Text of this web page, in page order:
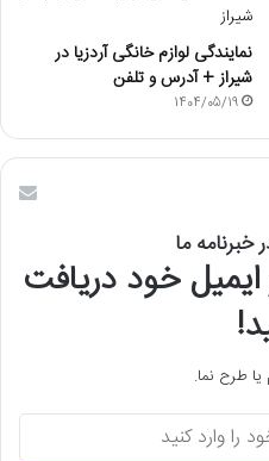
نمایندگی لوازم خانگی آردزیا در
شیراز + آدرس و تلفن
1404/05/19
ما
خود دریافت
یا طرح‌ نما.